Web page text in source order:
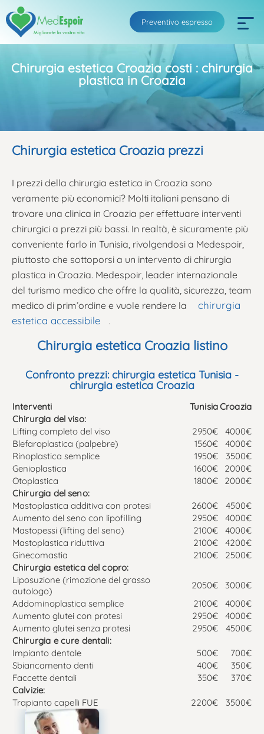
Preventivo espresso
Chirurgia estetica Croazia costi : chirurgia
plastica in Croazia
Chirurgia estetica Croazia prezzi
I prezzi della chirurgia estetica in Croazia sono
veramente più economici? Molti italiani pensano di
trovare una clinica in Croazia per effettuare interventi
chirurgici a prezzi più bassi. In realtà, è sicuramente più
conveniente farlo in Tunisia, rivolgendosi a Medespoir,
piuttosto che sottoporsi a un intervento di chirurgia
plastica in Croazia. Medespoir, leader internazionale
del turismo medico che offre la qualità, sicurezza, team
medico di prim’ordine e vuole rendere la
chirurgia
estetica accessibile
.
Chirurgia estetica Croazia listino
Confronto prezzi: chirurgia estetica Tunisia -
chirurgia estetica Croazia
Interventi TunisiaCroazia
Chirurgia del viso:
Lifting completo del viso
2950€
4000€
Blefaroplastica (palpebre)
1560€
4000€
Rinoplastica semplice
1950€
3500€
Genioplastica
1600€
2000€
Otoplastica
1800€
2000€
Chirurgia del seno:
Mastoplastica additiva con protesi
2600€
4500€
Aumento del seno con lipofilling
2950€
4000€
Mastopessi (lifting del seno)
2100€
4000€
Mastoplastica riduttiva
2100€
4200€
Ginecomastia
2100€
2500€
Chirurgia estetica del copro:
Liposuzione (rimozione del grasso
autologo)
2050€
3000€
Addominoplastica semplice
2100€
4000€
Aumento glutei con protesi
2950€
4000€
Aumento glutei senza protesi
2950€
4500€
Chirurgia e cure dentali:
Impianto dentale
500€
700€
Sbiancamento denti
400€
350€
Faccette dentali
350€
370€
Calvizie:
Trapianto capelli FUE
2200€ 3500€